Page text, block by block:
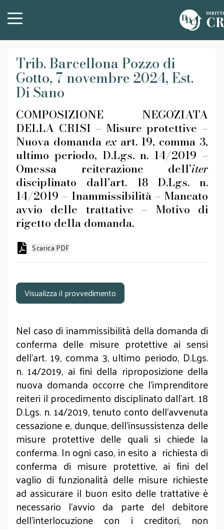
Trib. Barcellona Pozzo di
Gotto, 7 novembre 2024, Est.
Di Sano
COMPOSIZIONE NEGOZIATA
DELLA CRISI – Misure protettive –
Nuova domanda exart. 19, comma 3,
ultimo periodo, D.Lgs. n. 14/2019 –
Omessa reiterazione dell’iter
disciplinato dall’art. 18 D.Lgs. n.
14/2019 – Inammissibilità – Mancato
avvio delle trattative – Motivo di
rigetto della domanda.
Scarica PDF
Visualizza il provvedimento
Nel caso di inammissibilità della domanda di
conferma delle misure protettive ai sensi
dell’art. 19, comma 3, ultimo periodo, D.Lgs.
n. 14/2019, ai fini della riproposizione della
nuova domanda occorre che l’imprenditore
reiteri il procedimento disciplinato dall’art. 18
D.Lgs. n. 14/2019, tenuto conto dell’avvenuta
cessazione e, dunque, dell’insussistenza delle
misure protettive delle quali si chiede la
conferma. In ogni caso, in esito a richiesta di
conferma di misure protettive, ai fini del
vaglio di funzionalità delle misure richieste
ad assicurare il buon esito delle trattative è
necessario l’avvio da parte del debitore
dell’interlocuzione con i creditori, non